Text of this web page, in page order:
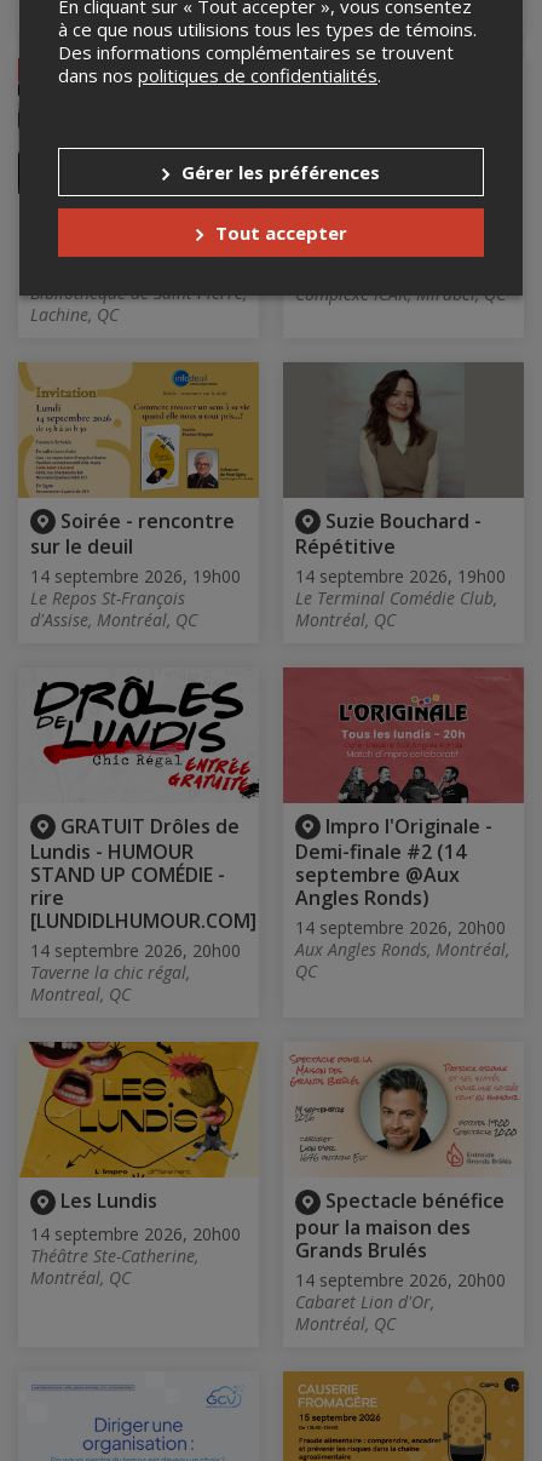
Montréal, QC
Atelier de dessin
Du 14 septembre au 21
Bibliothèque de Saint-Pierre,
Lachine, QC
EN VENTEDANS 24 JOURS
Grand Prix des
Camps Tim
Complexe ICAR, Mirabel, QC
Soirée - rencontre
sur le deuil
14 septembre 2026, 19h00
Le Repos St-François
d'Assise, Montréal, QC
Suzie Bouchard -
Répétitive
14 septembre 2026, 19h00
Le Terminal Comédie Club,
Montréal, QC
GRATUIT Drôles de
Lundis - HUMOUR
STAND UP COMÉDIE -
rire
[LUNDIDLHUMOUR.COM]
14 septembre 2026, 20h00
Taverne la chic régal,
Montreal, QC
Impro l'Originale -
Demi-finale #2 (14
septembre @Aux
Angles Ronds)
14 septembre 2026, 20h00
Aux Angles Ronds, Montréal,
QC
Les Lundis
14 septembre 2026, 20h00
Théâtre Ste-Catherine,
Montréal, QC
Spectacle bénéfice
pour la maison des
Grands Brulés
14 septembre 2026, 20h00
Cabaret Lion d'Or,
Montréal, QC
En cliquant sur « Tout accepter », vous consentez
à ce que nous utilisions tous les types de témoins.
Des informations complémentaires se trouvent
dans nos politiques de confidentialités.
Gérer les préférences
Tout accepter